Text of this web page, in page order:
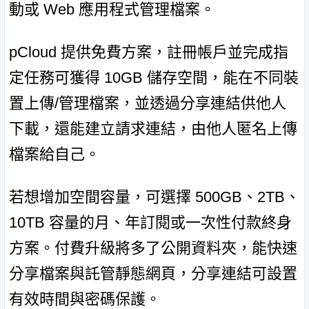
動或 Web 應用程式管理檔案。
pCloud 提供免費方案，註冊帳戶並完成指
定任務可獲得 10GB 儲存空間，能在不同裝
置上傳/管理檔案，並透過分享連結供他人
下載，還能建立請求連結，由他人匿名上傳
檔案給自己。
若想增加空間容量，可選擇 500GB、2TB、
10TB 容量的月、年訂閱或一次性付款終身
方案。付費升級將多了公開資料夾，能快速
分享檔案與託管靜態網頁，分享連結可設置
有效時間與密碼保護。